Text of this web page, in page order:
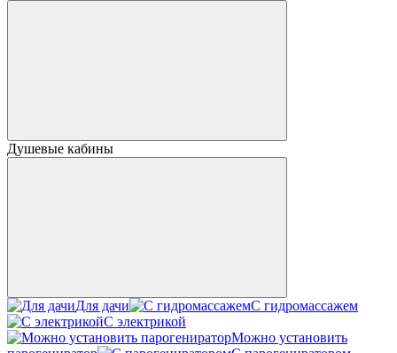
Душевые кабины
Для дачи
С гидромассажем
С электрикой
Можно установить